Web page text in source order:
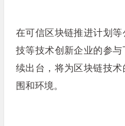
在可信区块链推进计划
技等技术创新企业的参
续出台，将为区块链技
围和环境。